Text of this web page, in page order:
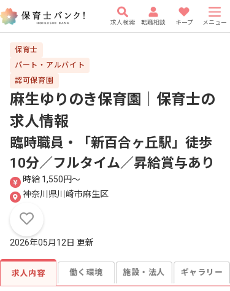
求人検索 転職相談 キープ メニュー
保育士
パート・アルバイト
認可保育園
麻生ゆりのき保育園｜保育士の
求人情報
臨時職員・「新百合ヶ丘駅」徒歩
10分／フルタイム／昇給賞与あり
時給 1,550円〜
神奈川県川崎市麻生区
2026年05月12日 更新
求人内容 働く環境 施設・法人 ギャラリー